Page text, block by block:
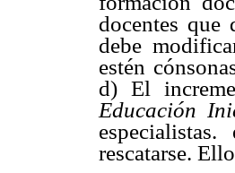
docentes que
debe
estén
d) El
Educación
rescatarse.